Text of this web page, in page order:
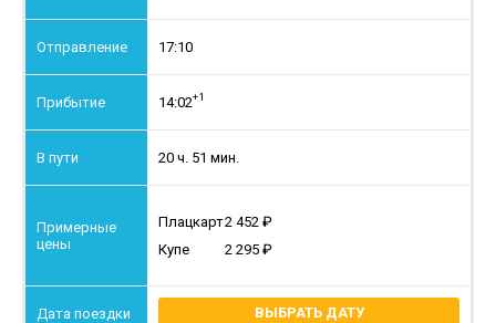
17:10
14:02+1
20 ч. 51 мин.
Плацкарт2 452
Купе
2 295
ВЫБРАТЬ ДАТУ